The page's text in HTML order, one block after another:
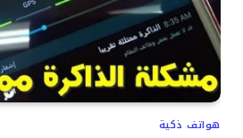
هواتف ذكية